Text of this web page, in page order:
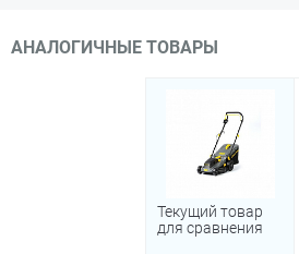
АНАЛОГИЧНЫЕ ТОВАРЫ
Текущий товар
для сравнения